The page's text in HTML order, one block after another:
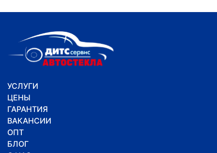
УСЛУГИ
ЦЕНЫ
ГАРАНТИЯ
ВАКАНСИИ
ОПТ
БЛОГ